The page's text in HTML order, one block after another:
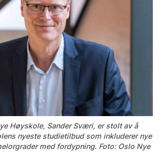
Høyskole, Sander Sværi, er stolt av å
nyeste studietilbud som inkluderer nye
med fordypning. Foto: Oslo Nye